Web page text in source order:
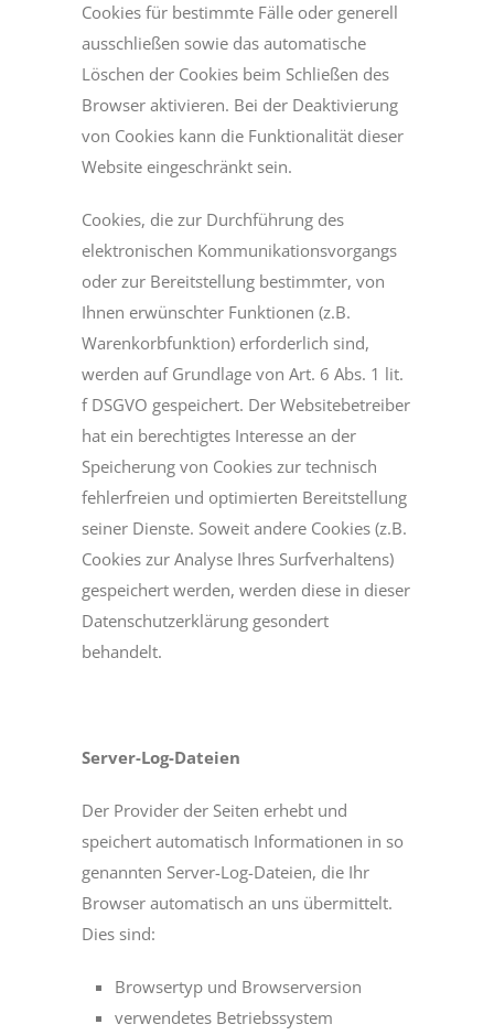
Cookies für bestimmte Fälle oder generell
ausschließen sowie das automatische
Löschen der Cookies beim Schließen des
Browser aktivieren. Bei der Deaktivierung
von Cookies kann die Funktionalität dieser
Website eingeschränkt sein.
Cookies, die zur Durchführung des
elektronischen Kommunikationsvorgangs
oder zur Bereitstellung bestimmter, von
Ihnen erwünschter Funktionen (z.B.
Warenkorbfunktion) erforderlich sind,
werden auf Grundlage von Art. 6 Abs. 1 lit.
f DSGVO gespeichert. Der Websitebetreiber
hat ein berechtigtes Interesse an der
Speicherung von Cookies zur technisch
fehlerfreien und optimierten Bereitstellung
seiner Dienste. Soweit andere Cookies (z.B.
Cookies zur Analyse Ihres Surfverhaltens)
gespeichert werden, werden diese in dieser
Datenschutzerklärung gesondert
behandelt.
Server-Log-Dateien
Der Provider der Seiten erhebt und
speichert automatisch Informationen in so
genannten Server-Log-Dateien, die Ihr
Browser automatisch an uns übermittelt.
Dies sind:
Browsertyp und Browserversion
verwendetes Betriebssystem